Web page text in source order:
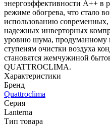
энергоэффективности А++ в
режиме обогрева, что стало
использованию
надежных инверторных
уровню шума, продуманному
ступеням очистки воздуха
становятся жемчу­жиной
QUATTROCLIMA.
Характеристики
Бренд
Quattroclima
Серия
Lanterna
Тип товара